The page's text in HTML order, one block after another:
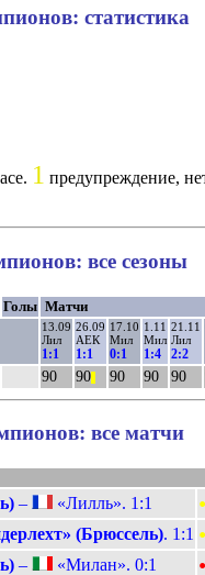
статистика
1 предупреждение,
все сезоны
Голы Матчи
13.09
Лил
1:1
26.09
АЕК
1:1
17.10
Мил
0:1
1.11
Мил
1:4
21.11
Лил
2:2
90 90 90 90 90
все матчи
– «Лилль». 1:1 •
(Брюссель). 1:1 •
– «Милан». 0:1 •